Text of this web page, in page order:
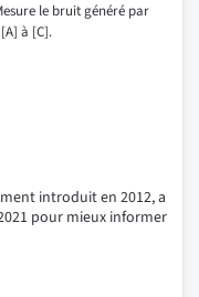
le bruit généré par
à [C].
introduit en 2012, a
pour mieux informer